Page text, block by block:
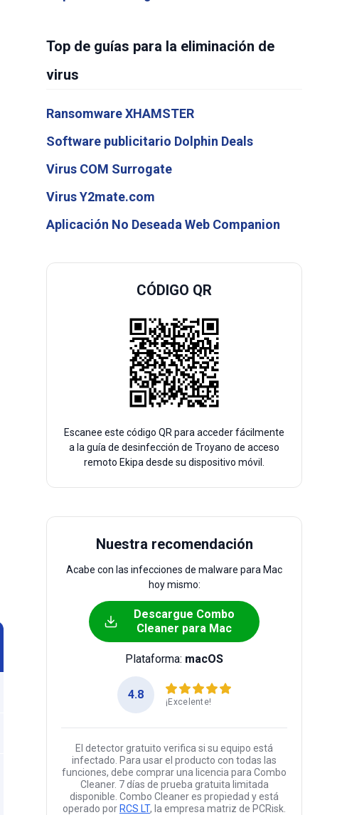
Top de guías para la eliminación de
virus
Ransomware XHAMSTER
Software publicitario Dolphin Deals
Virus COM Surrogate
Virus Y2mate.com
Aplicación No Deseada Web Companion
CÓDIGO QR
Escanee este código QR para acceder fácilmente
a la guía de desinfección de Troyano de acceso
remoto Ekipa desde su dispositivo móvil.
Nuestra recomendación
Acabe con las infecciones de malware para Mac
hoy mismo:
Descargue Combo
Cleaner para Mac
Plataforma: macOS
4.8
¡Excelente!
El detector gratuito verifica si su equipo está
infectado. Para usar el producto con todas las
funciones, debe comprar una licencia para Combo
Cleaner. 7 días de prueba gratuita limitada
disponible. Combo Cleaner es propiedad y está
operado por RCS LT, la empresa matriz de PCRisk.